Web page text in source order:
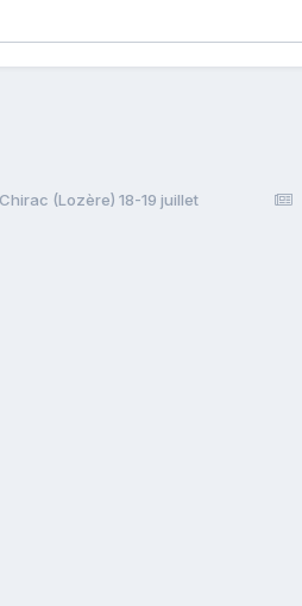
(Lozère) 18-19 juillet